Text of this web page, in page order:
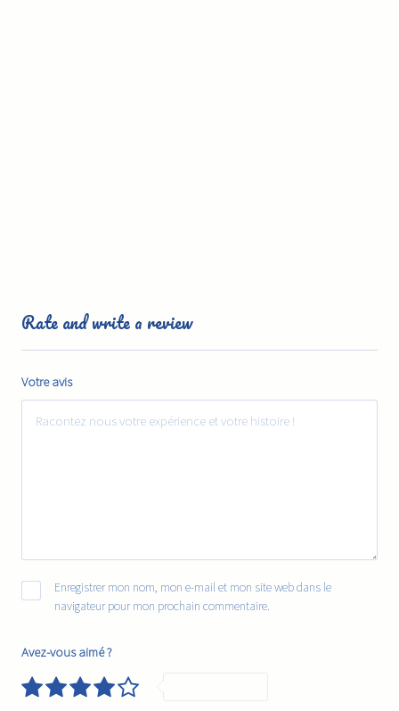
Rate and write a review
Votre avis
Enregistrer mon nom, mon e-mail et mon site web dans le
navigateur pour mon prochain commentaire.
Avez-vous aimé ?